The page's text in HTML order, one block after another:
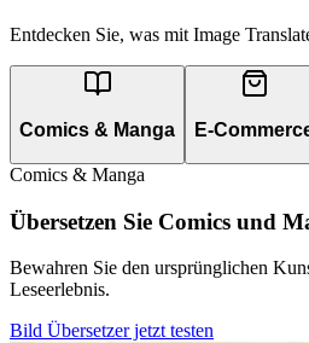
Entdecken Sie, was mit Image
Comics & Manga E-
Comics & Manga
Übersetzen Sie Comics und
Bewahren Sie den ursprünglichen
Leseerlebnis.
Bild Übersetzer jetzt testen